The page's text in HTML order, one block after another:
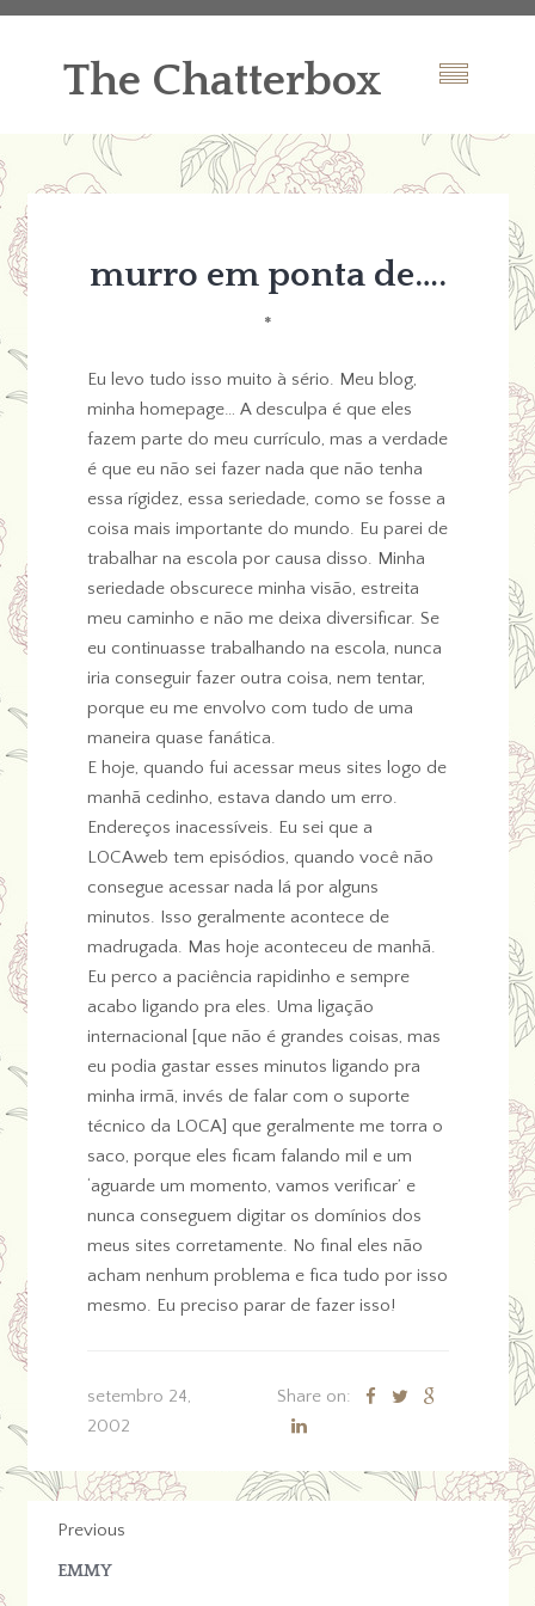
The Chatterbox
murro em ponta de….
*
Eu levo tudo isso muito à sério. Meu blog,
minha homepage… A desculpa é que eles
fazem parte do meu currículo, mas a verdade
é que eu não sei fazer nada que não tenha
essa rígidez, essa seriedade, como se fosse a
coisa mais importante do mundo. Eu parei de
trabalhar na escola por causa disso. Minha
seriedade obscurece minha visão, estreita
meu caminho e não me deixa diversificar. Se
eu continuasse trabalhando na escola, nunca
iria conseguir fazer outra coisa, nem tentar,
porque eu me envolvo com tudo de uma
maneira quase fanática.
E hoje, quando fui acessar meus sites logo de
manhã cedinho, estava dando um erro.
Endereços inacessíveis. Eu sei que a
LOCAweb tem episódios, quando você não
consegue acessar nada lá por alguns
minutos. Isso geralmente acontece de
madrugada. Mas hoje aconteceu de manhã.
Eu perco a paciência rapidinho e sempre
acabo ligando pra eles. Uma ligação
internacional [que não é grandes coisas, mas
eu podia gastar esses minutos ligando pra
minha irmã, invés de falar com o suporte
técnico da LOCA] que geralmente me torra o
saco, porque eles ficam falando mil e um
‘aguarde um momento, vamos verificar’ e
nunca conseguem digitar os domínios dos
meus sites corretamente. No final eles não
acham nenhum problema e fica tudo por isso
mesmo. Eu preciso parar de fazer isso!
setembro 24,
2002
Share on:
Previous
EMMY